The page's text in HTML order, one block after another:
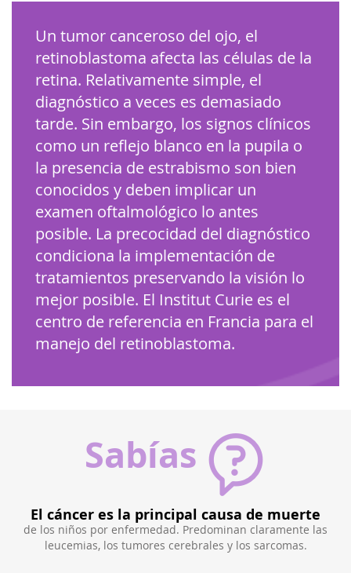
Un tumor canceroso del ojo, el
retinoblastoma afecta las células de la
retina. Relativamente simple, el
diagnóstico a veces es demasiado
tarde. Sin embargo, los signos clínicos
como un reflejo blanco en la pupila o
la presencia de estrabismo son bien
conocidos y deben implicar un
examen oftalmológico lo antes
posible. La precocidad del diagnóstico
condiciona la implementación de
tratamientos preservando la visión lo
mejor posible. El Institut Curie es el
centro de referencia en Francia para el
manejo del retinoblastoma.
Sabías
El cáncer es la principal causa de muerte
de los niños por enfermedad. Predominan claramente las
leucemias, los tumores cerebrales y los sarcomas.